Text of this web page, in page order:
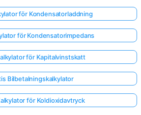
för Kondensatorladdning
för Kondensatorimpedans
för Kapitalvinstskatt
Bilbetalningskalkylator
för Koldioxidavtryck